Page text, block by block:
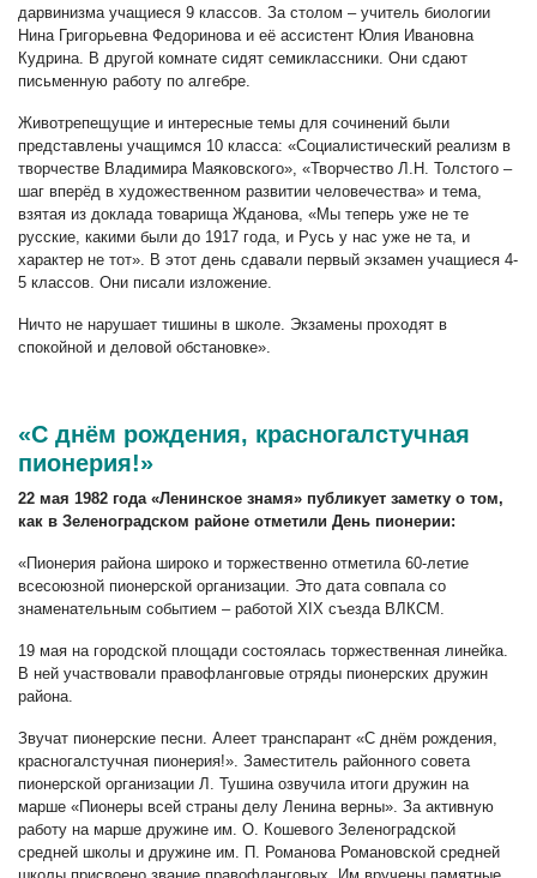
дарвинизма учащиеся 9 классов. За столом – учитель биологии
Нина Григорьевна Федоринова и её ассистент Юлия Ивановна
Кудрина. В другой комнате сидят семиклассники. Они сдают
письменную работу по алгебре.
Животрепещущие и интересные темы для сочинений были
представлены учащимся 10 класса: «Социалистический реализм в
творчестве Владимира Маяковского», «Творчество Л.Н. Толстого –
шаг вперёд в художественном развитии человечества» и тема,
взятая из доклада товарища Жданова, «Мы теперь уже не те
русские, какими были до 1917 года, и Русь у нас уже не та, и
характер не тот». В этот день сдавали первый экзамен учащиеся 4-
5 классов. Они писали изложение.
Ничто не нарушает тишины в школе. Экзамены проходят в
спокойной и деловой обстановке».
«С днём рождения, красногалстучная
пионерия!»
22 мая 1982 года «Ленинское знамя» публикует заметку о том,
как в Зеленоградском районе отметили День пионерии:
«Пионерия района широко и торжественно отметила 60-летие
всесоюзной пионерской организации. Это дата совпала со
знаменательным событием – работой XIX съезда ВЛКСМ.
19 мая на городской площади состоялась торжественная линейка.
В ней участвовали правофланговые отряды пионерских дружин
района.
Звучат пионерские песни. Алеет транспарант «С днём рождения,
красногалстучная пионерия!». Заместитель районного совета
пионерской организации Л. Тушина озвучила итоги дружин на
марше «Пионеры всей страны делу Ленина верны». За активную
работу на марше дружине им. О. Кошевого Зеленоградской
средней школы и дружине им. П. Романова Романовской средней